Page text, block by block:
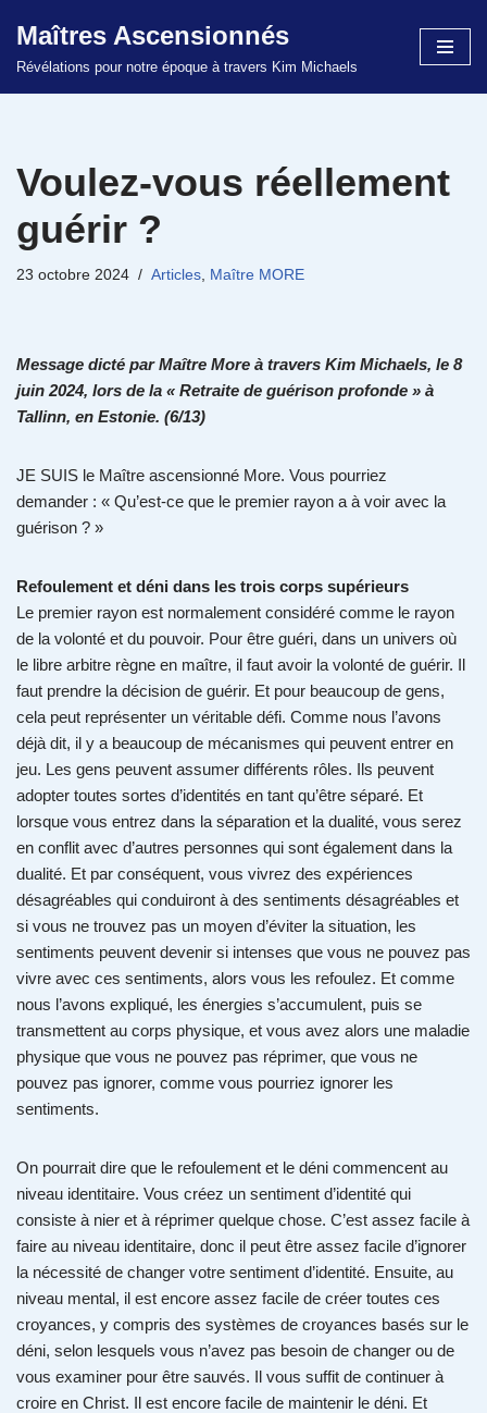
Aller
Maîtres Ascensionnés
Révélations pour notre époque à travers Kim Michaels
Voulez-vous réellement
guérir ?
23 octobre 2024 Articles, Maître MORE
Message dicté par Maître More à travers Kim Michaels, le 8
juin 2024, lors de la « Retraite de guérison profonde » à
Tallinn, en Estonie. (6/13)
JE SUIS le Maître ascensionné More. Vous pourriez
demander : « Qu’est-ce que le premier rayon a à voir avec la
guérison ? »
Refoulement et déni dans les trois corps supérieurs
Le premier rayon est normalement considéré comme le rayon
de la volonté et du pouvoir. Pour être guéri, dans un univers où
le libre arbitre règne en maître, il faut avoir la volonté de guérir. Il
faut prendre la décision de guérir. Et pour beaucoup de gens,
cela peut représenter un véritable défi. Comme nous l’avons
déjà dit, il y a beaucoup de mécanismes qui peuvent entrer en
jeu. Les gens peuvent assumer différents rôles. Ils peuvent
adopter toutes sortes d’identités en tant qu’être séparé. Et
lorsque vous entrez dans la séparation et la dualité, vous serez
en conflit avec d’autres personnes qui sont également dans la
dualité. Et par conséquent, vous vivrez des expériences
désagréables qui conduiront à des sentiments désagréables et
si vous ne trouvez pas un moyen d’éviter la situation, les
sentiments peuvent devenir si intenses que vous ne pouvez pas
vivre avec ces sentiments, alors vous les refoulez. Et comme
nous l’avons expliqué, les énergies s’accumulent, puis se
transmettent au corps physique, et vous avez alors une maladie
physique que vous ne pouvez pas réprimer, que vous ne
pouvez pas ignorer, comme vous pourriez ignorer les
sentiments.
On pourrait dire que le refoulement et le déni commencent au
niveau identitaire. Vous créez un sentiment d’identité qui
consiste à nier et à réprimer quelque chose. C’est assez facile à
faire au niveau identitaire, donc il peut être assez facile d’ignorer
la nécessité de changer votre sentiment d’identité. Ensuite, au
niveau mental, il est encore assez facile de créer toutes ces
croyances, y compris des systèmes de croyances basés sur le
déni, selon lesquels vous n’avez pas besoin de changer ou de
vous examiner pour être sauvés. Il vous suffit de continuer à
croire en Christ. Il est encore facile de maintenir le déni. Et